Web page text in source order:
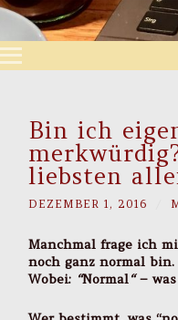
Menu
Bin ich
liebsten
DEZEMBER 1, 2016
Manchmal frage ich
noch ganz normal bin.
Wobei: “Normal“–